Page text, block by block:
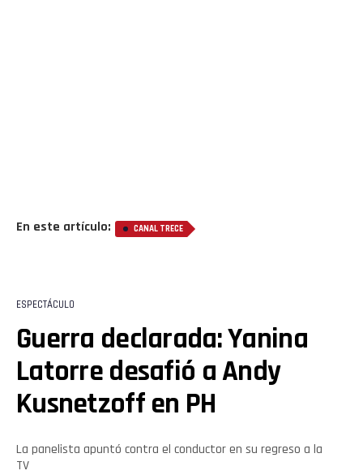
En este artículo: CANAL TRECE
ESPECTÁCULO
Guerra declarada: Yanina
Latorre desafió a Andy
Kusnetzoff en PH
La panelista apuntó contra el conductor en su regreso a la
TV